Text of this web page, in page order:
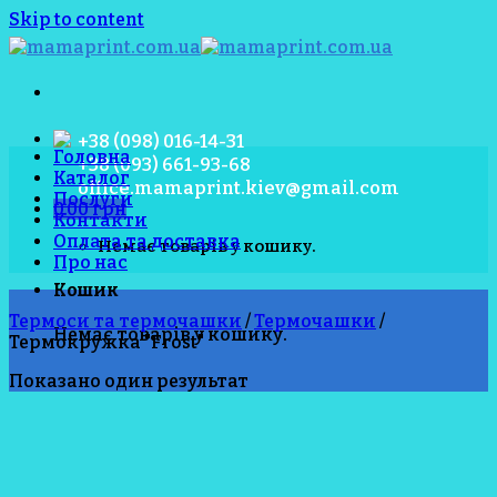
Skip to content
+38 (098) 016-14-31
+38 (093) 661-93-68
office.mamaprint.kiev@gmail.com
0.00грн
Немає товарів у кошику.
Кошик
Немає товарів у кошику.
Головна
Каталог
Послуги
Контакти
Оплата та доставка
Про нас
Термоси та термочашки /Термочашки /
Термокружка "Frost"
Показано один результат